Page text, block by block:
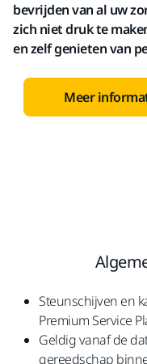
bevrijden van al uw
zich niet druk te
en zelf genieten van
Meer
Steunschijven en
Premium Service
Geldig vanaf de
gereedschap